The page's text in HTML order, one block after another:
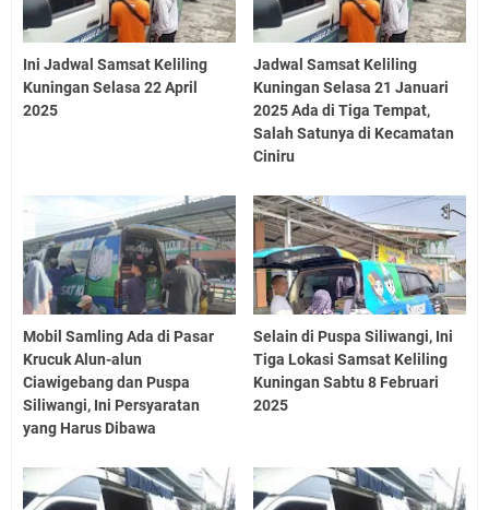
Ini Jadwal Samsat Keliling
Kuningan Selasa 22 April
2025
Jadwal Samsat Keliling
Kuningan Selasa 21 Januari
2025 Ada di Tiga Tempat,
Salah Satunya di Kecamatan
Ciniru
Mobil Samling Ada di Pasar
Krucuk Alun-alun
Ciawigebang dan Puspa
Siliwangi, Ini Persyaratan
yang Harus Dibawa
Selain di Puspa Siliwangi, Ini
Tiga Lokasi Samsat Keliling
Kuningan Sabtu 8 Februari
2025